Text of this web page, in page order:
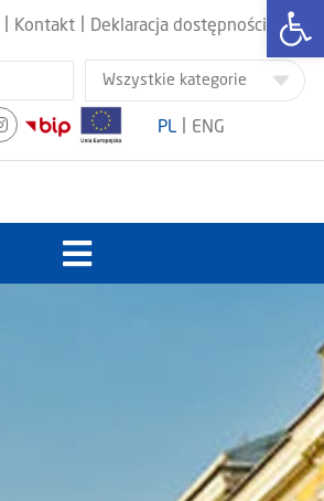
Kontakt Deklaracja dostępności
PL ENG